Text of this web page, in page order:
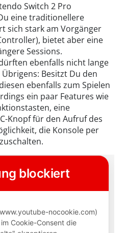
Switch 2 Pro
eine traditionellere
sich stark am Vorgänger
bietet aber eine
Sessions.
ebenfalls nicht lange
Besitzt Du den
ebenfalls zum Spielen
ein paar Features wie
eine
Knopf für den Aufruf des
die Konsole per